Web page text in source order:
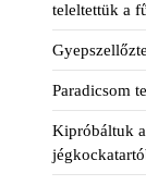
teleltettük a
Paradicsom
Kipróbáltuk